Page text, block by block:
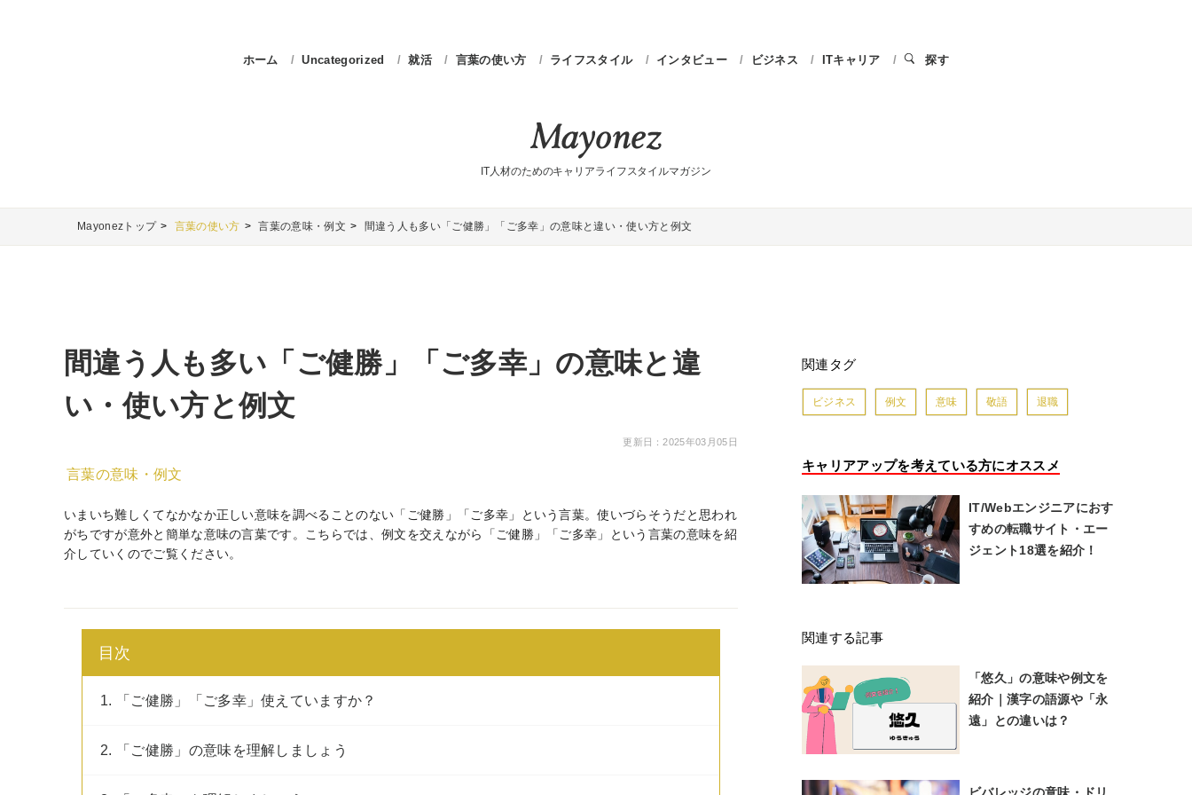
ホーム Uncategorized 就活 言葉の使い方 ライフスタイル インタビュー ビジネス ITキャリア 探す
IT人材のためのキャリアライフスタイルマガジン
Mayonezトップ 言葉の使い方 言葉の意味・例文 間違う人も多い「ご健勝」「ご多幸」の意味と違い・使い方と例文
間違う人も多い「ご健勝」「ご多幸」の意味と違
い・使い方と例文
更新日：2025年03月05日
言葉の意味・例文
いまいち難しくてなかなか正しい意味を調べることのない「ご健勝」「ご多幸」という言葉。使いづらそうだと思われ
がちですが意外と簡単な意味の言葉です。こちらでは、例文を交えながら「ご健勝」「ご多幸」という言葉の意味を紹
介していくのでご覧ください。
目次
1. 「ご健勝」「ご多幸」使えていますか？
2. 「ご健勝」の意味を理解しましょう
関連タグ
ビジネス 例文 意味 敬語 退職
キャリアアップを考えている方にオススメ
IT/Webエンジニアにおす
すめの転職サイト・エー
ジェント18選を紹介！
関連する記事
「悠久」の意味や例文を
紹介｜漢字の語源や「永
遠」との違いは？